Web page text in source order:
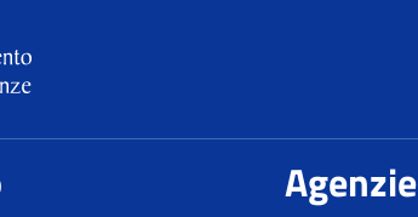
delle Finanze
Agenzie